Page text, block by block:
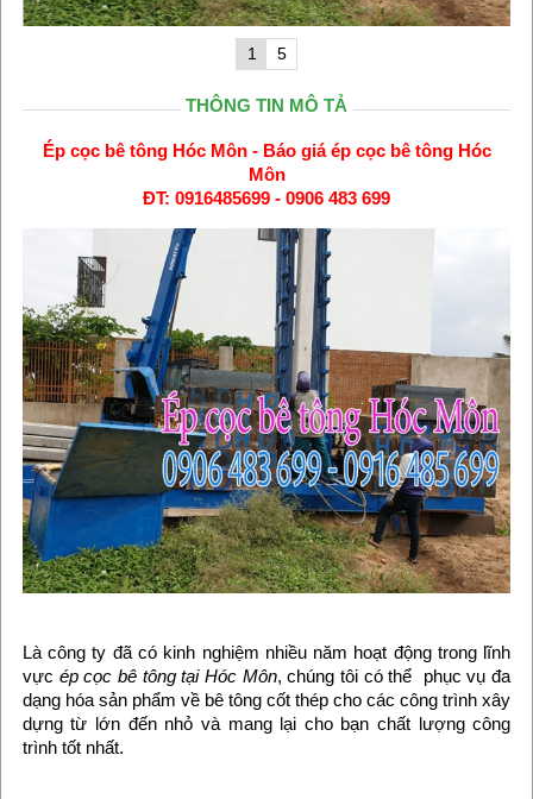
1 5
THÔNG TIN MÔ TẢ
Ép cọc bê tông Hóc Môn - Báo giá ép cọc bê tông Hóc
Môn
ĐT: 0916485699 - 0906 483 699
Là công ty đã có kinh nghiệm nhiều năm hoạt động trong lĩnh
vực ép cọc bê tông tại Hóc Môn, chúng tôi có thể phục vụ đa
dạng hóa sản phẩm về bê tông cốt thép cho các công trình xây
dựng từ lớn đến nhỏ và mang lại cho bạn chất lượng công
trình tốt nhất.